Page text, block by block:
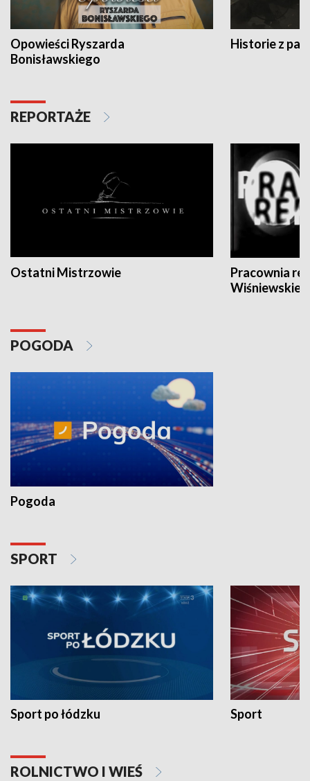
Opowieści Ryszarda
Bonisławskiego
Historie z
REPORTAŻE
Ostatni Mistrzowie
Pracownia
POGODA
Pogoda
SPORT
Sport po łódzku Sport
ROLNICTWO I WIEŚ